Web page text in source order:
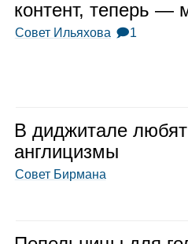
кон­тент, теперь —
Совет Ильяхова 🗩1
В диджи­тале любят
англи­цизмы
Совет Бирмана